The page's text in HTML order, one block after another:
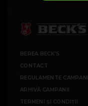
BEREA BECK'S
CONTACT
REGULAMENTE CAMPANII
ARHIVĂ CAMPANII
TERMENI ȘI CONDIȚII